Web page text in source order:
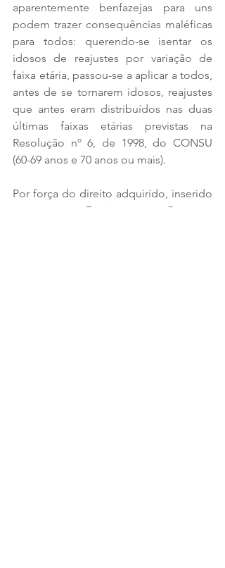
aparentemente benfazejas para uns
podem trazer consequências maléficas
para todos: querendo-se isentar os
idosos de reajustes por variação de
faixa etária, passou-se a aplicar a todos,
antes de se tornarem idosos, reajustes
que antes eram distribuídos nas duas
últimas faixas etárias previstas na
Resolução nº 6, de 1998, do CONSU
(60-69 anos e 70 anos ou mais).
Por força do direito adquirido, inserido
entre os Direitos e Garantias